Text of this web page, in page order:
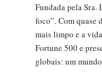
Fundada pela Sra.
foco”. Com quase
mais limpo e a
Fortune 500 e
globais: um